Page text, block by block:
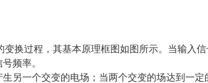
换过程，其基本原理框图如图所示。当输入
频率。
另一个交变的电场；当两个交变的场达到一定